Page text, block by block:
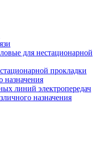
для нестационарной
прокладки
назначения
линий электропередач
назначения